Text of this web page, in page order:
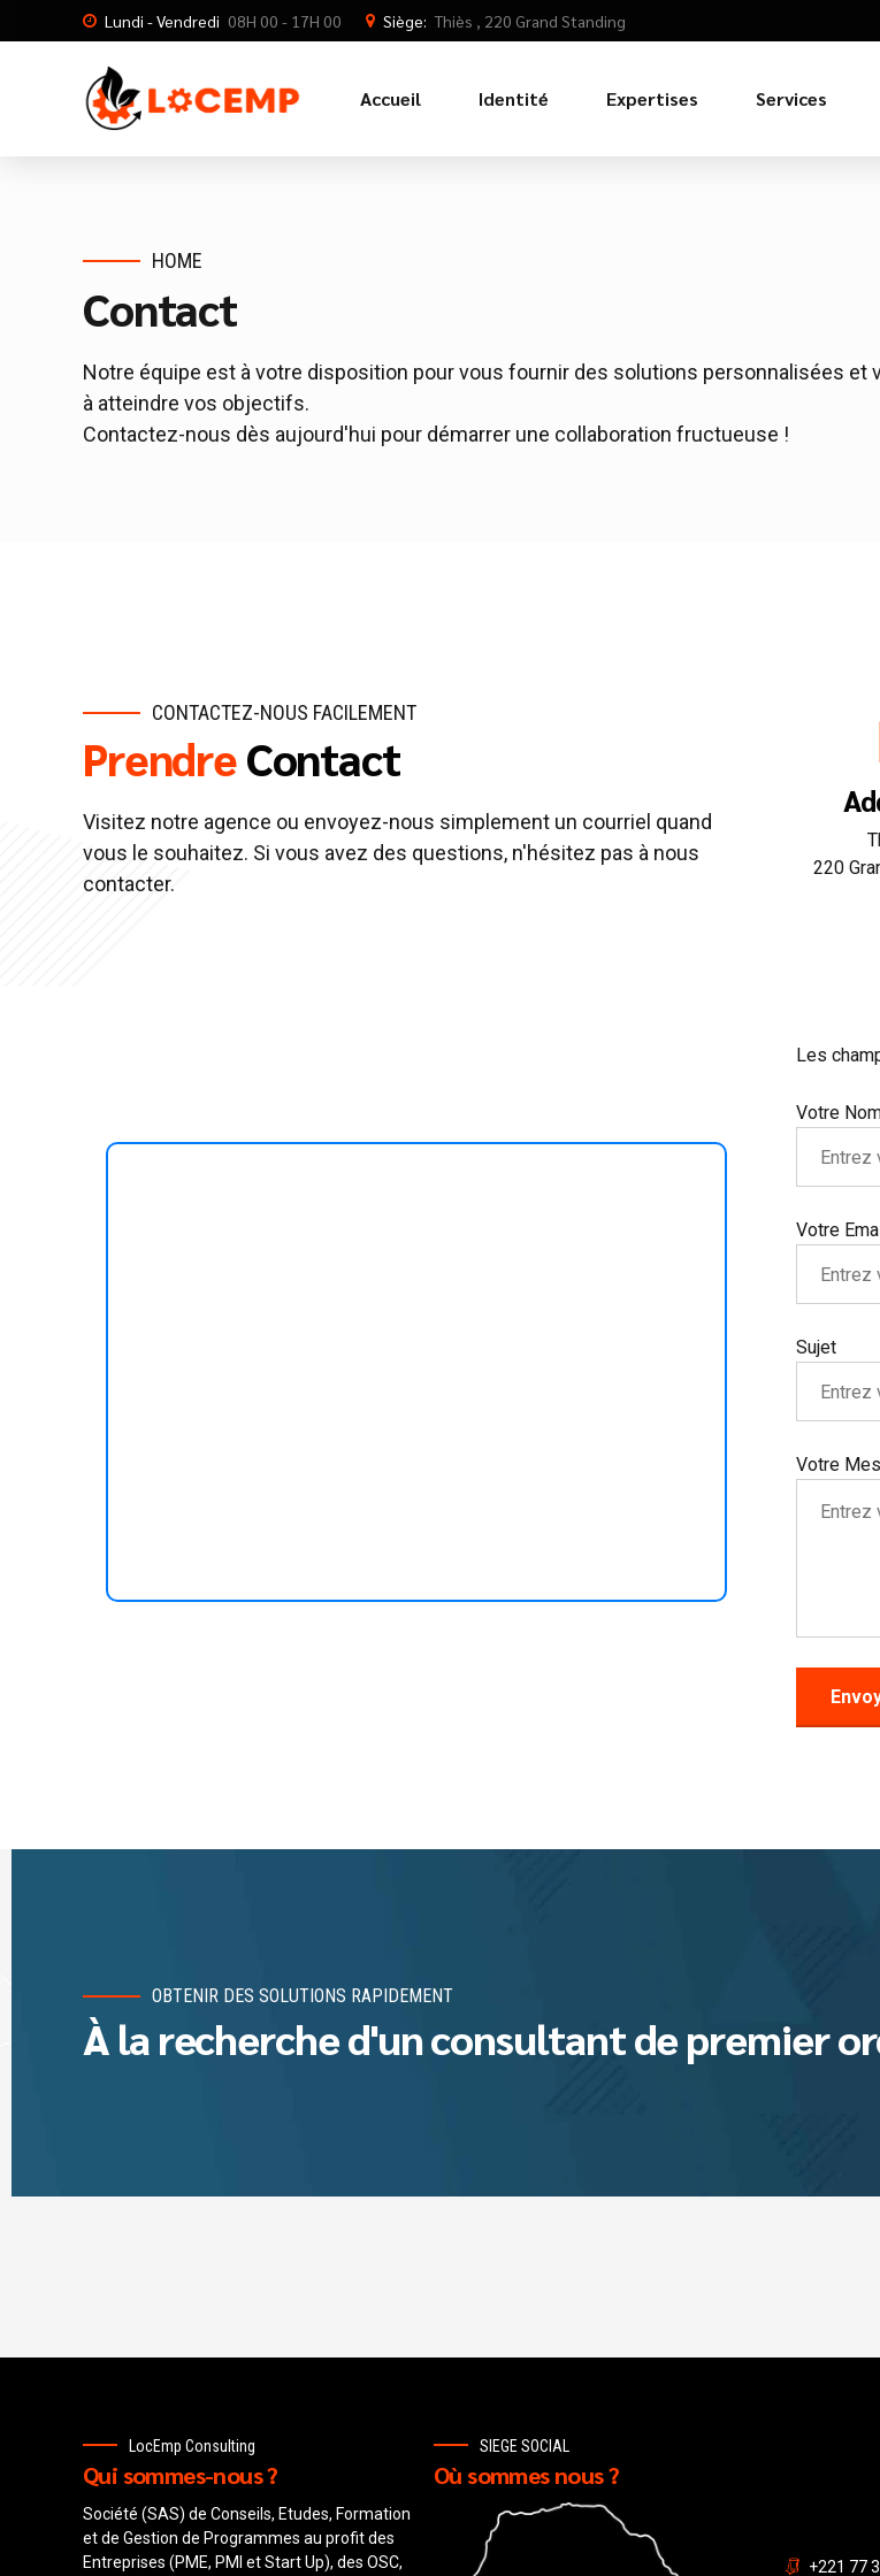
Lundi - Vendredi 08H 00 - 17H 00 Siège: Thiès , 220 Grand Standing
Accueil Identité Expertises Services
HOME
Contact
Notre équipe est à votre disposition pour vous fournir des solutions personnalisées et
à atteindre vos objectifs.
Contactez-nous dès aujourd'hui pour démarrer une collaboration fructueuse !
CONTACTEZ-NOUS FACILEMENT
PrendreContact
Visitez notre agence ou envoyez-nous simplement un courriel quand
vous le souhaitez. Si vous avez des questions, n'hésitez pas à nous
contacter.
220
Les
Votre
Votre
Sujet
Votre
OBTENIR DES SOLUTIONS RAPIDEMENT
À la recherche d'un consultant de premier
LocEmp Consulting
Qui sommes-nous ?
Société (SAS) de Conseils, Etudes, Formation
et de Gestion de Programmes au profit des
Entreprises (PME, PMI et Start Up), des OSC,
SIEGE SOCIAL
Où sommes nous ?
+221 77